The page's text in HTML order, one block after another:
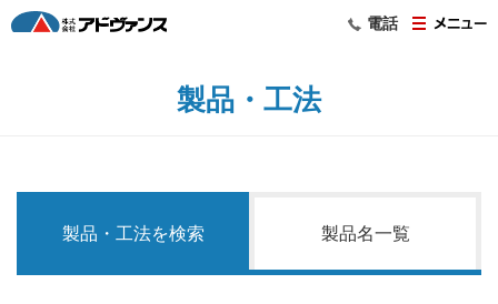
電話
製品・工法
製品・工法を検索 製品名一覧